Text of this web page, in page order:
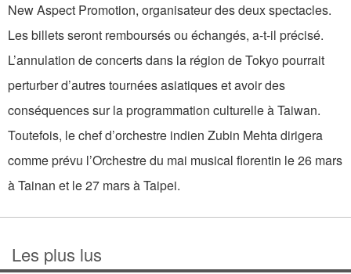
New Aspect Promotion, organisateur des deux spectacles.
Les billets seront remboursés ou échangés, a-t-il précisé.
L’annulation de concerts dans la région de Tokyo pourrait
perturber d’autres tournées asiatiques et avoir des
conséquences sur la programmation culturelle à Taiwan.
Toutefois, le chef d’orchestre indien Zubin Mehta dirigera
comme prévu l’Orchestre du mai musical florentin le 26 mars
à Tainan et le 27 mars à Taipei.
Les plus lus